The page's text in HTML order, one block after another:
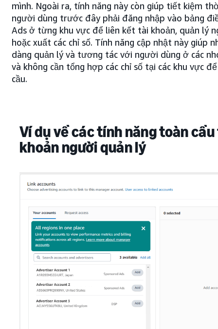
mình. Ngoài ra, tính năng này còn giúp tiết kiệm
người dùng trước đây phải đăng nhập vào bảng
Ads ở từng khu vực để liên kết tài khoản, quản lý
hoặc xuất các chỉ số. Tính năng cập nhật này giúp
dàng quản lý và tương tác với người dùng ở các
và không cần tổng hợp các chỉ số tại các khu vực
cầu.
Ví dụ về các tính năng toàn
khoản người quản lý